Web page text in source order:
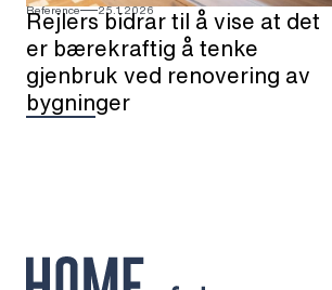
Reference 25.1.2026
Rejlers bidrar til å vise at det
er bærekraftig å tenke
gjenbruk ved renovering av
bygninger